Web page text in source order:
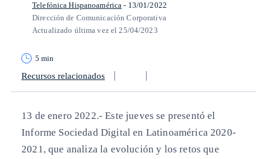
Telefónica Hispanoamérica - 13/01/2022
Dirección de Comunicación Corporativa
Actualizado última vez el 25/04/2023
5 min
Recursos relacionados
13 de enero 2022.- Este jueves se presentó el
Informe Sociedad Digital en Latinoamérica 2020-
2021, que analiza la evolución y los retos que